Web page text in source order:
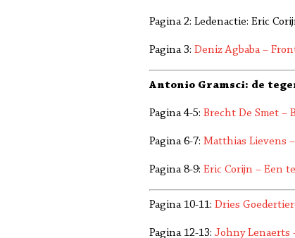
Pagina 2: Ledenactie: Eric
Pagina 3: Deniz Agbaba –
Antonio Gramsci: de
Pagina 4-5: Brecht De Smet –
Pagina 6-7: Matthias Lievens
Pagina 8-9: Eric Corijn – Een
Pagina 10-11: Dries
Pagina 12-13: Johny Lenaerts